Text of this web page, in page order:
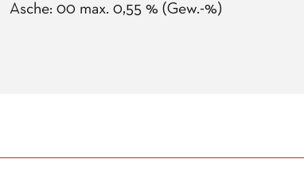
Asche: 00 max. 0,55 % (Gew.-%)